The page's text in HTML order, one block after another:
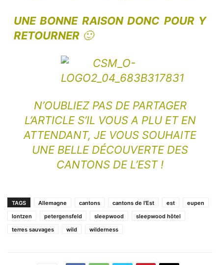
UNE BONNE RAISON DONC POUR Y
RETOURNER🙂
N’OUBLIEZ PAS DE PARTAGER
L’ARTICLE S’IL VOUS A PLU ET EN
ATTENDANT, JE VOUS SOUHAITE
UNE BELLE DÉCOUVERTE DES
CANTONS DE L’EST !
TAGS Allemagne cantons cantons de l'Est est
eupen
lontzen
petergensfeld sleepwood
sleepwood hôtel
terres sauvages
wild wilderness